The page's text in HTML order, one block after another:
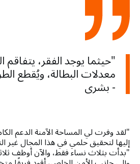
"حيثما يوجد الفقر، يتفاقم
معدلات البطالة، ويُقطع
- بشرى
"لقد وفرت لي المساحة الآمنة الدعم
إليها لتحقيق حلمي في هذا المجال غير
"بدأت بثلاث نساء فقط، والآن أوظف